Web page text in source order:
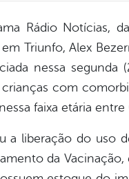
Rádio Notícias,
Triunfo, Alex
nessa segunda
com
faixa etária entre
a liberação do uso
da